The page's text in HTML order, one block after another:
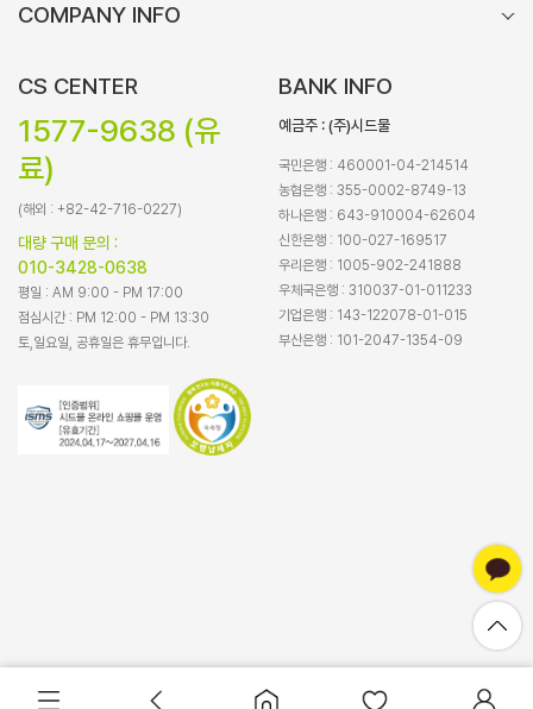
바로구매 장바구니담기
COMPANY INFO
CS CENTER
1577-9638 (유
료)
(해외 : +82-42-716-0227)
대량 구매 문의 :
010-3428-0638
평일 : AM 9:00 - PM 17:00
점심시간 : PM 12:00 - PM 13:30
토,일요일, 공휴일은 휴무입니다.
BANK INFO
예금주 : (주)시드물
국민은행 : 460001-04-214514
농협은행 : 355-0002-8749-13
하나은행 : 643-910004-62604
신한은행 : 100-027-169517
우리은행 : 1005-902-241888
우체국은행 : 310037-01-011233
기업은행 : 143-122078-01-015
부산은행 : 101-2047-1354-09